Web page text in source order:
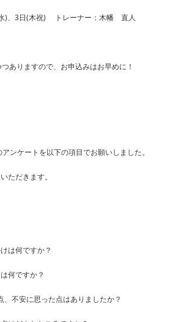
)、3日(木祝) トレーナー：木幡 直人
ありますので、お申込みはお早めに！
ンケートを以下の項目でお願いしました。
ただきます。
は何ですか？
何ですか？
不安に思った点はありましたか？